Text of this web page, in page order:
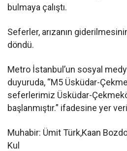
bulmaya çalıştı.
Seferler, arızanın
döndü.
Metro İstanbul’un sosyal
duyuruda, “M5 Üsküdar-
seferlerimiz Üsküdar-
başlanmıştır.” ifadesine yer
Muhabir: Ümit Türk,Kaan
Kul